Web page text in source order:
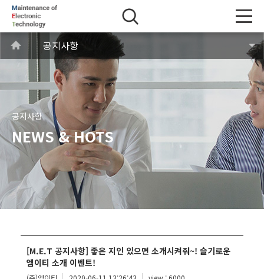
공지사항
공지사항
NEWS & HOTS
[M.E.T 공지사항] 좋은 지인 있으면 소개시켜줘~! 슬기로운
엠이티 소개 이벤트!